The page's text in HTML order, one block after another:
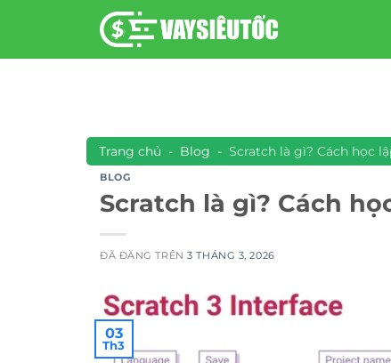
nội
Trang chủ - Blog - Scratch là gì? Cách học
BLOG
Scratch là gì? Cách
ĐÃ ĐĂNG TRÊN3 THÁNG 3, 2026
03
Th3